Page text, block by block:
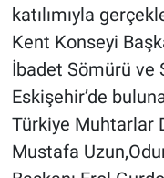
katılımıyla
Kent Konseyi
İbadet Sömürü ve
Eskişehir’de
Türkiye Muhtarlar
Mustafa